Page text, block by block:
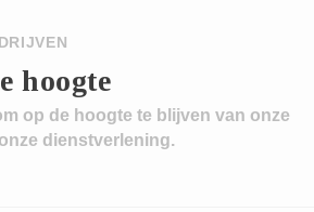
hoogte
op de hoogte te blijven van onze
dienstverlening.